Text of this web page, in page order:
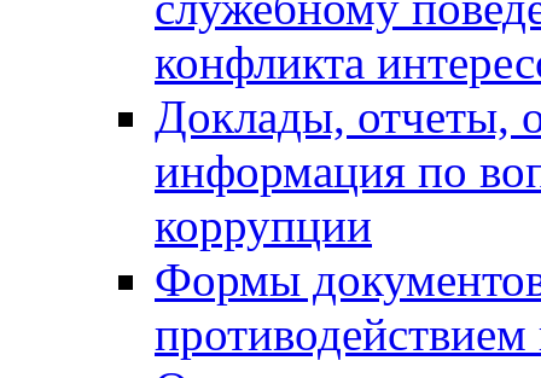
конфликта
Доклады, отчеты,
информация по
коррупции
Формы